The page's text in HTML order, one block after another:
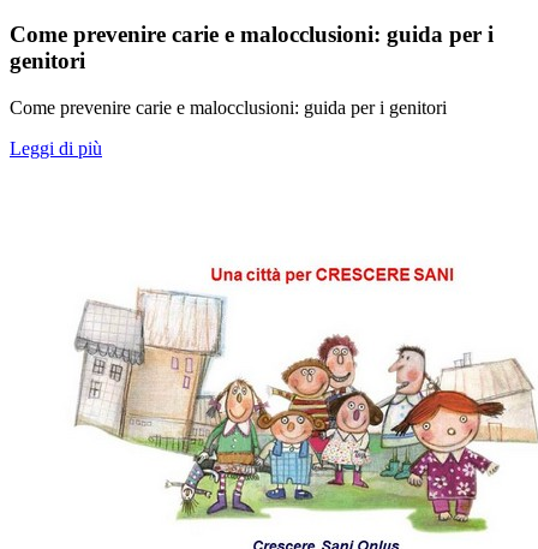
Come prevenire carie e malocclusioni: guida per i
genitori
Come prevenire carie e malocclusioni: guida per i genitori
Leggi di più